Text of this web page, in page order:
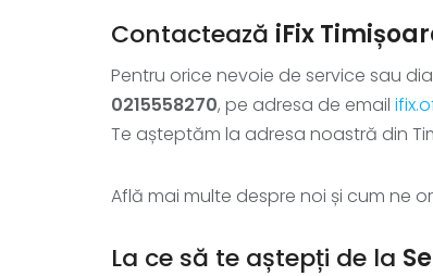
Contactează iFix
Pentru orice nevoie de service sau
0215558270, pe adresa de email
Te așteptăm la adresa noastră din
Află mai multe despre noi și cum ne
La ce să te aștepți de la